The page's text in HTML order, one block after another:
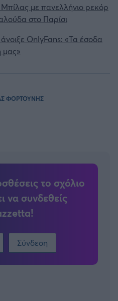
με πανελλήνιο ρεκόρ
στο Παρίσι
OnlyFans: «Τα έσοδα
μας»
ΦΟΡΤΟΥΝΗΣ
το σχόλιο
να συνδεθείς
Σύνδεση